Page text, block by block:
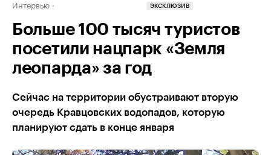
Интервью ЭКСКЛЮЗИВ
Больше 100 тысяч туристов
посетили нацпарк «Земля
леопарда» за год
Сейчас на территории обустраивают вторую
очередь Кравцовских водопадов, которую
планируют сдать в конце января